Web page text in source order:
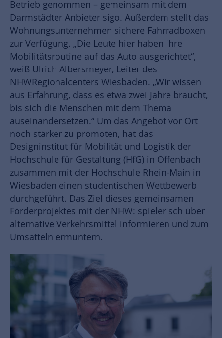
Betrieb genommen – gemeinsam mit dem
Darmstädter Anbieter sigo. Außerdem stellt das
Wohnungsunternehmen sichere Fahrradboxen
zur Verfügung. „Die Leute hier haben ihre
Mobilitätsroutine auf das Auto ausgerichtet“,
weiß Ulrich Albersmeyer, Leiter des
NHWRegionalcenters Wiesbaden. „Wir wissen
aus Erfahrung, dass es etwa zwei Jahre braucht,
bis sich die Menschen mit dem Thema
auseinandersetzen.“ Um das Angebot vor Ort
noch stärker zu promoten, hat das
Designinstitut für Mobilität und Logistik der
Hochschule für Gestaltung (HfG) in Offenbach
zusammen mit der Hochschule Rhein-Main in
Wiesbaden einen studentischen Wettbewerb
durchgeführt. Das Ziel dieses gemeinsamen
Förderprojektes mit der NHW: spielerisch über
alternative Verkehrsmittel informieren und zum
Umsatteln ermuntern.